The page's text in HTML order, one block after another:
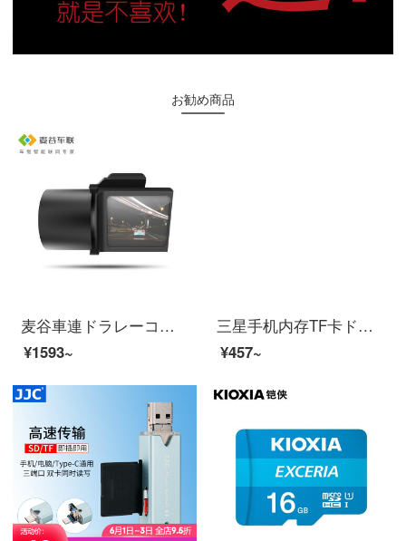
お勧め商品
麦谷車連ドラレーコダーS 1080 P全ハビゾン夜見携帯関連のミニ小画面非表示イストール衝突加錠
¥1593~
三星手机内存TF卡ドライブレコーダー小卡高速监控摄像机航拍遥控无人飞机運動相机保存卡(micro)sd卡 三星TF卡 MC 64G 红色 100MB/S
¥457~